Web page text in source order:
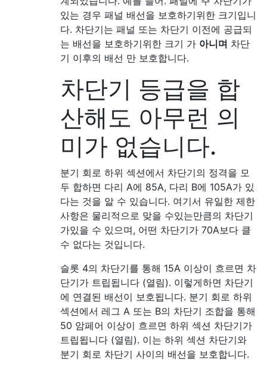
있는 경우 패널 배선을 보호하기위한 크기입니
다. 차단기는 패널 또는 차단기 이전에 공급되
는 배선을 보호하기위한 크기 가 아니며 차단
기 이후의 배선 만 보호합니다.
차단기 등급을 합
산해도 아무런 의
미가 없습니다.
분기 회로 하위 섹션에서 차단기의 정격을 모
두 합하면 다리 A에 85A, 다리 B에 105A가 있
다는 것을 알 수 있습니다. 여기서 유일한 제한
사항은 물리적으로 맞을 수있는만큼의 차단기
가있을 수 있으며, 어떤 차단기가 70A보다 클
수 없다는 것입니다.
슬롯 4의 차단기를 통해 15A 이상이 흐르면 ​​차
단기가 트립됩니다 (열림). 이렇게하면 차단기
에 연결된 배선이 보호됩니다. 분기 회로 하위
섹션에서 레그 A 또는 B의 차단기 조합을 통해
50 암페어 이상이 흐르면 ​​하위 섹션 차단기가
트립됩니다 (열림). 이는 하위 섹션 차단기와
분기 회로 차단기 사이의 배선을 보호합니다.